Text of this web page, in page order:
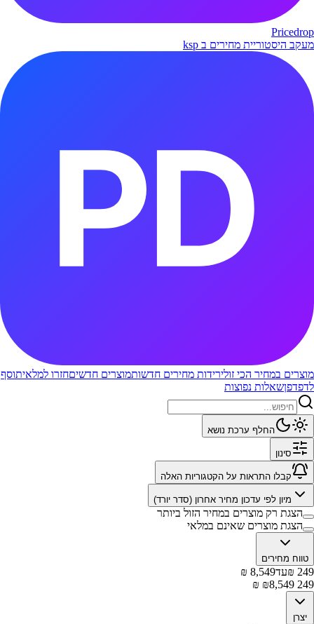
Pricedrop
מעקב היסטוריית מחירים ב ksp
מוצרים במחיר הכי זולירידות מחירים חדשותמוצרים חדשיםחזרו למלאיתוסף
לדפדפןשאלות נפוצות
החלף ערכת נושא
סינון
קבלו התראות על הקטגוריות האלה
מיון לפי עדכון מחיר אחרון (סדר יורד)
הצגת רק מוצרים במחיר הזול ביותר
הצגת מוצרים שאינם במלאי
טווח מחירים
249
₪עד8,549
₪
249
8,549
₪
יצרן